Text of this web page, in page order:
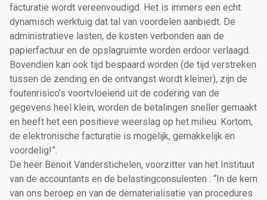
facturatie wordt vereenvoudigd. Het is immers een echt
dynamisch werktuig dat tal van voordelen aanbiedt. De
administratieve lasten, de kosten verbonden aan de
papierfactuur en de opslagruimte worden erdoor verlaagd.
Bovendien kan ook tijd bespaard worden (de tijd verstreken
tussen de zending en de ontvangst wordt kleiner), zijn de
foutenrisico’s voortvloeiend uit de codering van de
gegevens heel klein, worden de betalingen sneller gemaakt
en heeft het een positieve weerslag op het milieu. Kortom,
de elektronische facturatie is mogelijk, gemakkelijk en
voordelig!”.
De heer Benoit Vanderstichelen, voorzitter van het Instituut
van de accountants en de belastingconsulenten : “In de kern
van ons beroep en van de dematerialisatie van procedures